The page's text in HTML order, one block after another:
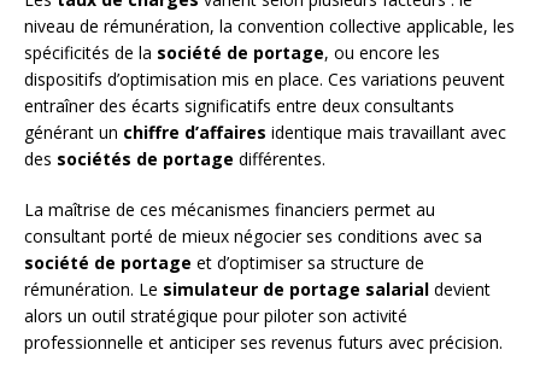
niveau de rémunération, la convention collective applicable, les
spécificités de la société de portage, ou encore les
dispositifs d’optimisation mis en place. Ces variations peuvent
entraîner des écarts significatifs entre deux consultants
générant un chiffre d’affaires identique mais travaillant avec
des sociétés de portage différentes.
La maîtrise de ces mécanismes financiers permet au
consultant porté de mieux négocier ses conditions avec sa
société de portage et d’optimiser sa structure de
rémunération. Le simulateur de portage salarial devient
alors un outil stratégique pour piloter son activité
professionnelle et anticiper ses revenus futurs avec précision.